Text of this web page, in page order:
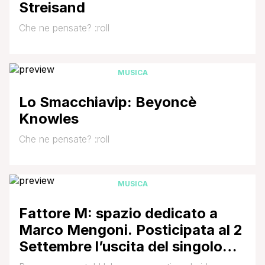
Streisand
Che ne pensate? :roll
MUSICA
Lo Smacchiavip: Beyoncè
Knowles
Che ne pensate? :roll
MUSICA
Fattore M: spazio dedicato a
Marco Mengoni. Posticipata al 2
Settembre l’uscita del singolo